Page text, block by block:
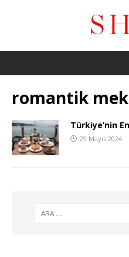
romantik
Türkiye’nin
29 Mayıs 2024